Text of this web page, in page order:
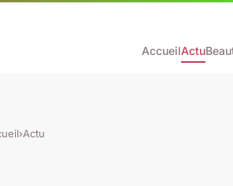
AccueilActu
›Actu